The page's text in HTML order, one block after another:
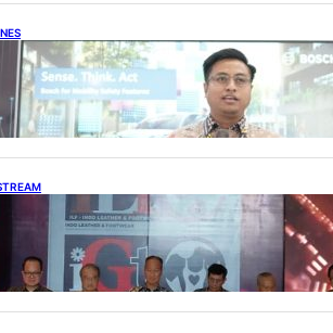
Keselamatan, Penentu Baru
Industri Otomotif
Peluang Usaha bagi IKM Alas Kaki